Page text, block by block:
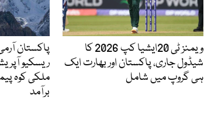
پاکستان
ملکی کوہ
برآمد
ویمنز ٹی 20ایشیا کپ 2026 کا
شیڈول جاری، پاکستان اور بھارت ایک
ہی گروپ میں شامل